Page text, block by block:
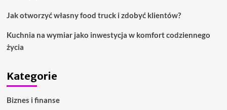
Jak otworzyć własny food truck i zdobyć klientów?
Kuchnia na wymiar jako inwestycja w komfort codziennego
życia
Kategorie
Biznes i finanse